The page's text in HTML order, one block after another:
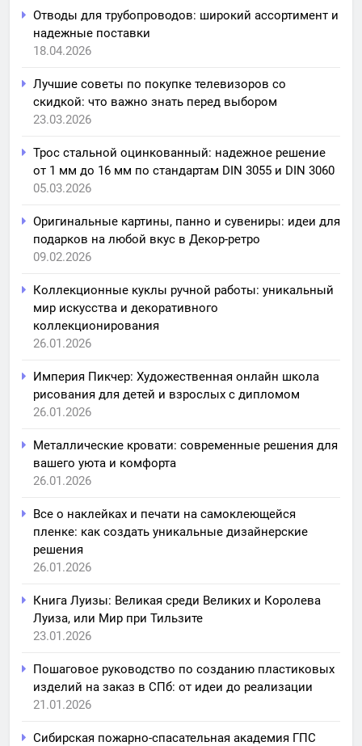
Отводы для трубопроводов: широкий ассортимент и
надежные поставки
18.04.2026
Лучшие советы по покупке телевизоров со
скидкой: что важно знать перед выбором
23.03.2026
Трос стальной оцинкованный: надежное решение
от 1 мм до 16 мм по стандартам DIN 3055 и DIN 3060
05.03.2026
Оригинальные картины, панно и сувениры: идеи для
подарков на любой вкус в Декор-ретро
09.02.2026
Коллекционные куклы ручной работы: уникальный
мир искусства и декоративного
коллекционирования
26.01.2026
Империя Пикчер: Художественная онлайн школа
рисования для детей и взрослых с дипломом
26.01.2026
Металлические кровати: современные решения для
вашего уюта и комфорта
26.01.2026
Все о наклейках и печати на самоклеющейся
пленке: как создать уникальные дизайнерские
решения
26.01.2026
Книга Луизы: Великая среди Великих и Королева
Луиза, или Мир при Тильзите
23.01.2026
Пошаговое руководство по созданию пластиковых
изделий на заказ в СПб: от идеи до реализации
21.01.2026
Сибирская пожарно-спасательная академия ГПС